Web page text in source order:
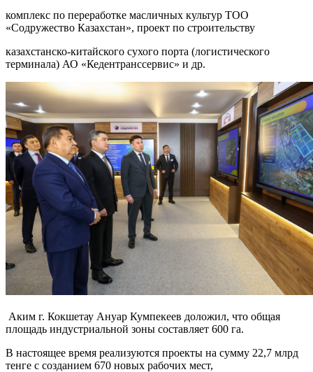
комплекс по переработке масличных культур ТОО
«Содружество Казахстан», проект по строительству
казахстанско-китайского сухого порта (логистического
терминала) АО «Кедентранссервис» и др.
Аким г. Кокшетау Ануар Кумпекеев доложил, что общая
площадь индустриальной зоны составляет 600 га.
В настоящее время реализуются проекты на сумму 22,7 млрд
тенге с созданием 670 новых рабочих мест,